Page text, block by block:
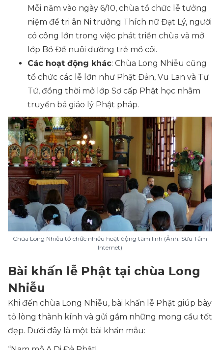
Mỗi năm vào ngày 6/10, chùa tổ chức lễ tưởng
niệm để tri ân Ni trưởng Thích nữ Đạt Lý, người
có công lớn trong việc phát triển chùa và mở
lớp Bồ Đề nuôi dưỡng trẻ mồ côi.
Các hoạt động khác: Chùa Long Nhiễu cũng
tổ chức các lễ lớn như Phật Đản, Vu Lan và Tự
Tứ, đồng thời mở lớp Sơ cấp Phật học nhằm
truyền bá giáo lý Phật pháp.
Chùa Long Nhiễu tổ chức nhiều hoạt động tâm linh (Ảnh: Sưu Tầm
Internet)
Bài khấn lễ Phật tại chùa Long
Nhiễu
Khi đến chùa Long Nhiễu, bài khấn lễ Phật giúp bày
tỏ lòng thành kính và gửi gắm những mong cầu tốt
đẹp. Dưới đây là một bài khấn mẫu: